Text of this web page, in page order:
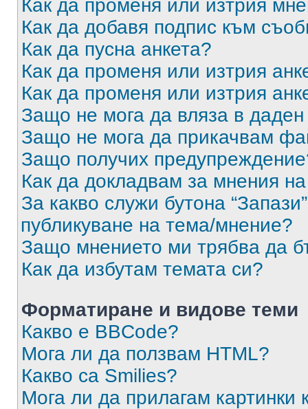
Как да променя или изтрия
Как да добавя подпис към
Как да пусна анкета?
Как да променя или изтрия
Как да променя или изтрия
Защо не мога да вляза в
Защо не мога да прикачвам
Защо получих
Как да докладвам за мнения
За какво служи бутона
публикуване на тема/мнение?
Защо мнението ми трябва да
Как да избутам темата си?
Форматиране и видове теми
Какво е BBCode?
Мога ли да ползвам HTML?
Какво са Smilies?
Мога ли да прилагам